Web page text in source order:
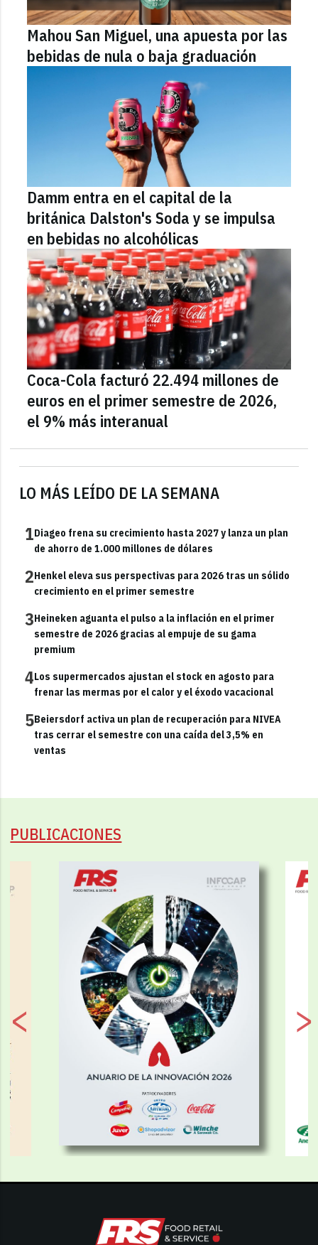
LO MÁS LEÍDO DE LA SEMANA
1Diageo frena su crecimiento hasta 2027 y lanza un plan
de ahorro de 1.000 millones de dólares
2Henkel eleva sus perspectivas para 2026 tras un sólido
crecimiento en el primer semestre
3Heineken aguanta el pulso a la inflación en el primer
semestre de 2026 gracias al empuje de su gama
premium
4Los supermercados ajustan el stock en agosto para
frenar las mermas por el calor y el éxodo vacacional
5Beiersdorf activa un plan de recuperación para NIVEA
tras cerrar el semestre con una caída del 3,5% en
ventas
Mahou San Miguel, una apuesta por las
bebidas de nula o baja graduación
Damm entra en el capital de la
británica Dalston's Soda y se impulsa
en bebidas no alcohólicas
Coca-Cola facturó 22.494 millones de
euros en el primer semestre de 2026,
el 9% más interanual
PUBLICACIONES